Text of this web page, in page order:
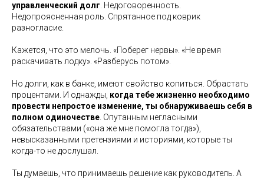
управленческий долг . Недоговоренность.
Недопроясненная роль. Спрятанное под коврик
разногласие.
Кажется, что это мелочь. «Поберег нервы». «Не время
раскачивать лодку». «Разберусь потом».
Но долги, как в банке, имеют свойство копиться. Обрастать
процентами. И однажды, когда тебе жизненно необходимо
провести непростое изменение, ты обнаруживаешь себя в
полном одиночестве . Опутанным негласными
обязательствами («она же мне помогла тогда»),
невысказанными претензиями и историями, которые ты
когда-то не дослушал.
Ты думаешь, что принимаешь решение как руководитель. А